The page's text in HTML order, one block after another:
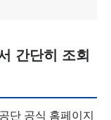
간단히 조회
단 공식 홈페이지